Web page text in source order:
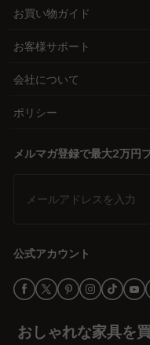
お買い物ガイド
お客様サポート
会社について
ポリシー
メルマガ登録で最大2万円
メールアドレスを入力
公式アカウント
おしゃれな家具を